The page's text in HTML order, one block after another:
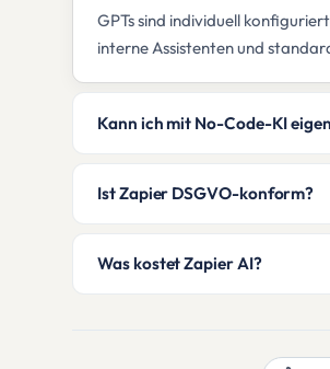
GPTs sind individuell
interne Assistenten und
Kann ich mit No-Code-KI
Ist Zapier DSGVO-konform?
Was kostet Zapier AI?